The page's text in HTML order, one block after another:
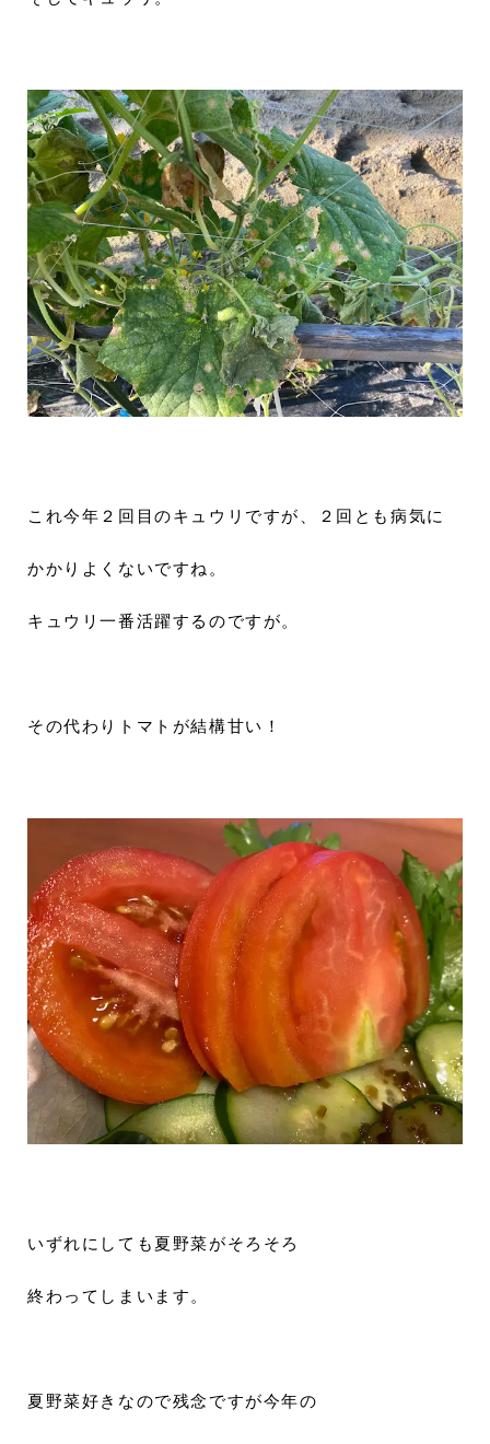
これ今年２回目のキュウリですが、２回とも病気に
かかりよくないですね。
キュウリ一番活躍するのですが。
その代わりトマトが結構甘い！
いずれにしても夏野菜がそろそろ
終わってしまいます。
夏野菜好きなので残念ですが今年の